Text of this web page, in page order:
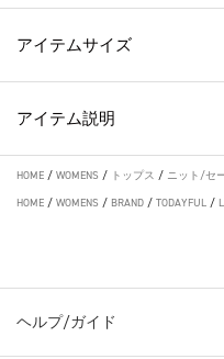
アイテムサイズ
アイテム説明
HOME / WOMENS / トップス / ニット/セ
HOME / WOMENS / BRAND / TODAYFUL /
ヘルプ/ガイド